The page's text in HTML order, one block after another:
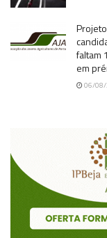
faltam
em
06/